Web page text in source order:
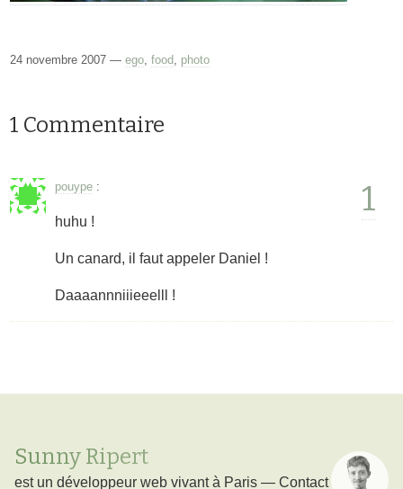
24 novembre 2007 —ego,food, photo
1 Commentaire
1
pouype :
huhu !
Un canard, il faut appeler Daniel !
Daaaannniiieeelll !
Sunny Ripert
est un développeur web vivant à Paris — Contact